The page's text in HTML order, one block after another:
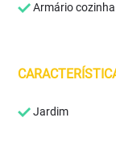
Armário cozinha
Jardim